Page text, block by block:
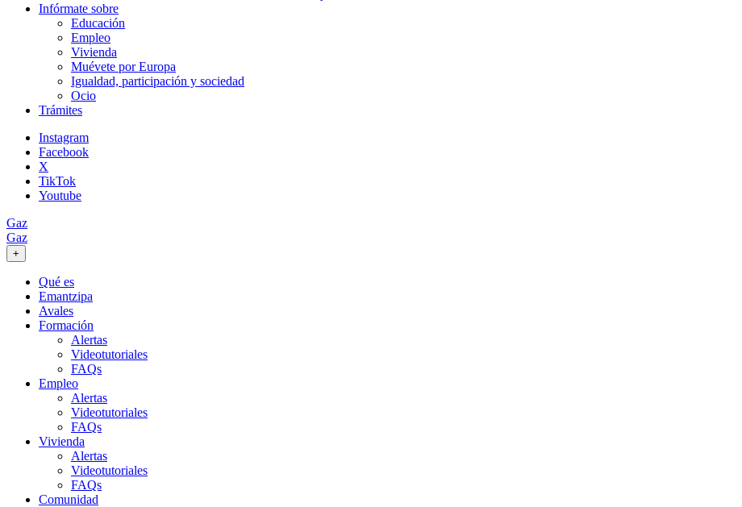
Infórmate sobre
Educación
Empleo
Vivienda
Muévete por Europa
Igualdad, participación y sociedad
Ocio
Trámites
Instagram
Facebook
X
TikTok
Youtube
Gaz
Gaz
+
Qué es
Emantzipa
Avales
Formación
Alertas
Videotutoriales
FAQs
Empleo
Alertas
Videotutoriales
FAQs
Vivienda
Alertas
Videotutoriales
FAQs
Comunidad